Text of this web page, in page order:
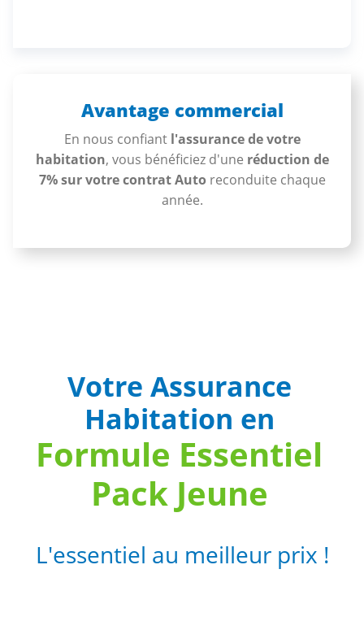
Avantage commercial
En nous confiant l'assurance de votre
habitation, vous bénéficiez d'une réduction de
7% sur votre contrat Auto reconduite chaque
année.
Votre Assurance
Habitation en
Formule Essentiel
Pack Jeune
L'essentiel au meilleur prix !